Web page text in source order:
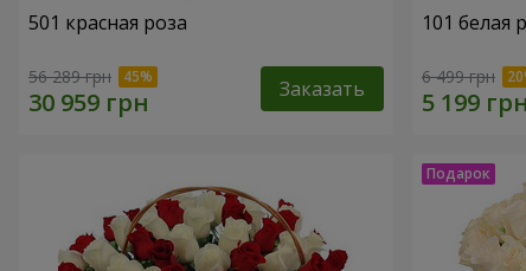
501 красная роза
56 289 грн Заказать
101 белая
6 499 грн